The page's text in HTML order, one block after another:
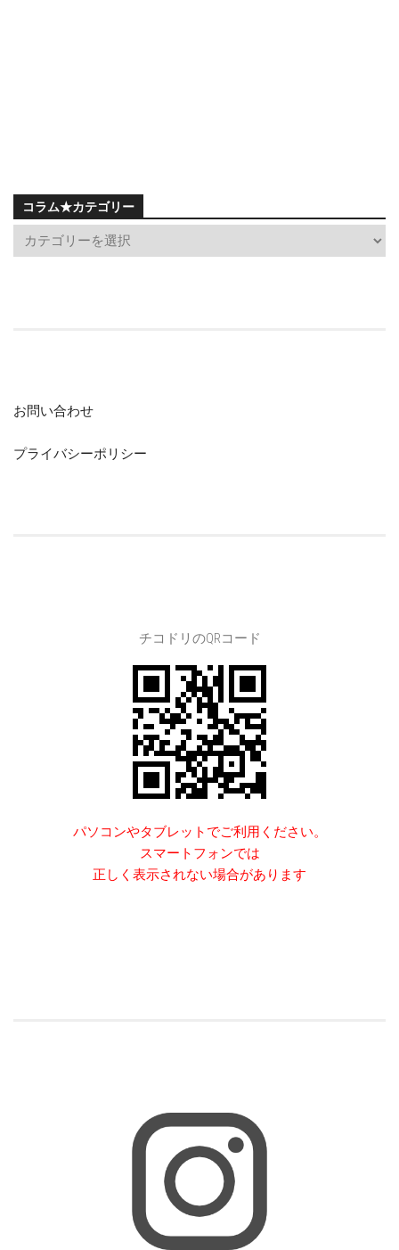
コラム★カテゴリー
お問い合わせ
プライバシーポリシー
チコドリのQRコード
パソコンやタブレットでご利用ください。
スマートフォンでは
正しく表示されない場合があります